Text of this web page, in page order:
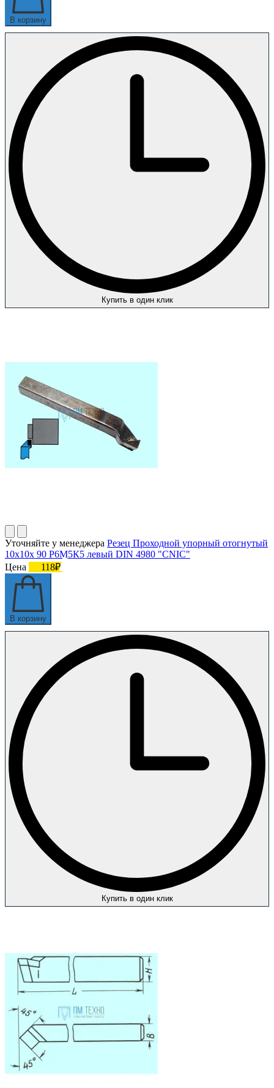
В корзину
Купить в один клик
Уточняйте у менеджера Резец Проходной упорный отогнутый
10х10х 90 Р6М5К5 левый DIN 4980 "CNIC"
Цена
118₽
В корзину
Купить в один клик